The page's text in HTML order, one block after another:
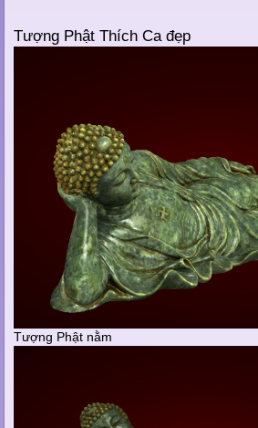
Tượng Phật Thích Ca đẹp
Tượng Phật nằm